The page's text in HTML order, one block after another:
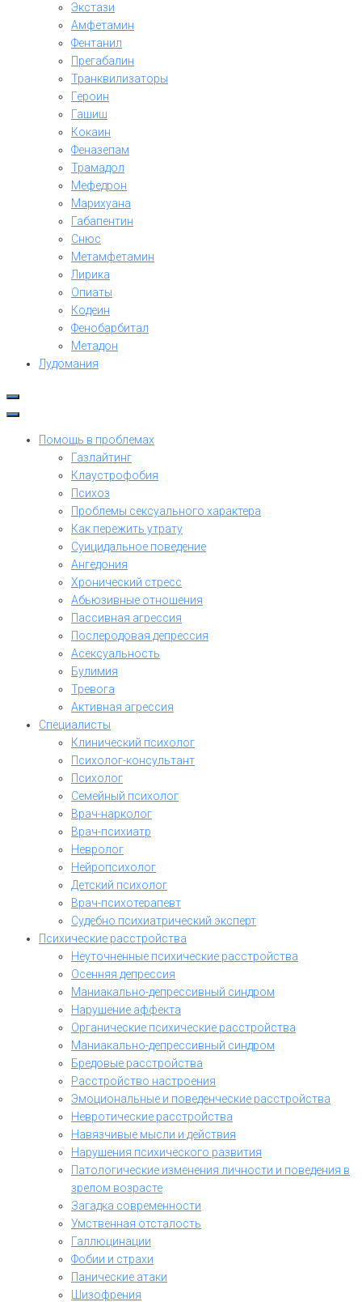
Экстази
Амфетамин
Фентанил
Прегабалин
Транквилизаторы
Героин
Гашиш
Кокаин
Феназепам
Трамадол
Мефедрон
Марихуана
Габапентин
Снюс
Метамфетамин
Лирика
Опиаты
Кодеин
Фенобарбитал
Метадон
Лудомания
Помощь в проблемах
Газлайтинг
Клаустрофобия
Психоз
Проблемы сексуального характера
Как пережить утрату
Суицидальное поведение
Ангедония
Хронический стресс
Абьюзивные отношения
Пассивная агрессия
Послеродовая депрессия
Асексуальность
Булимия
Тревога
Активная агрессия
Специалисты
Клинический психолог
Психолог-консультант
Психолог
Семейный психолог
Врач-нарколог
Врач-психиатр
Невролог
Нейропсихолог
Детский психолог
Врач-психотерапевт
Судебно психиатрический эксперт
Психические расстройства
Неуточненные психические расстройства
Осенняя депрессия
Маниакально-депрессивный синдром
Нарушение аффекта
Органические психические расстройства
Маниакально-депрессивный синдром
Бредовые расстройства
Расстройство настроения
Эмоциональные и поведенческие расстройства
Невротические расстройства
Навязчивые мысли и действия
Нарушения психического развития
Патологические изменения личности и поведения в
зрелом возрасте
Загадка современности
Умственная отсталость
Галлюцинации
Фобии и страхи
Панические атаки
Шизофрения